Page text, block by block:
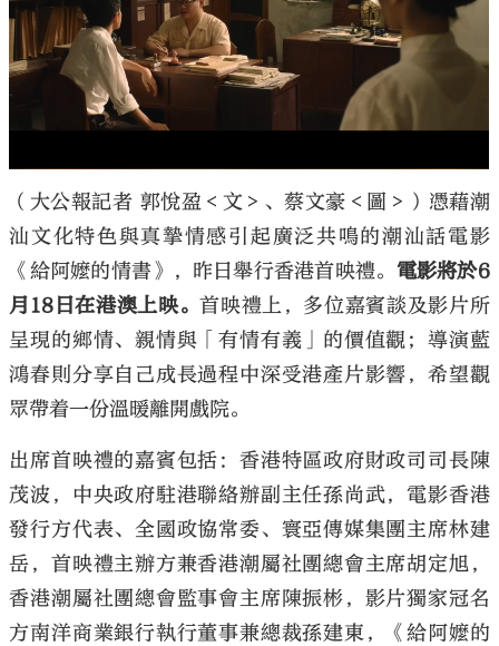
（大公報記者 郭悅盈＜文＞、蔡文豪＜圖＞）憑藉潮
汕文化特色與真摯情感引起廣泛共鳴的潮汕話電影
《給阿嬤的情書》，昨日舉行香港首映禮。 電影將於6
月18日在港澳上映。首映禮上，多位嘉賓談及影片所
呈現的鄉情、親情與「有情有義」的價值觀；導演藍
鴻春則分享自己成長過程中深受港產片影響，希望觀
眾帶着一份溫暖離開戲院。
出席首映禮的嘉賓包括：香港特區政府財政司司長陳
茂波，中央政府駐港聯絡辦副主任孫尚武，電影香港
發行方代表、全國政協常委、寰亞傳媒集團主席林建
岳，首映禮主辦方兼香港潮屬社團總會主席胡定旭，
香港潮屬社團總會監事會主席陳振彬，影片獨家冠名
方南洋商業銀行執行董事兼總裁孫建東，《給阿嬤的